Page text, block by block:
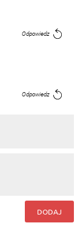
Odpowiedz
Odpowiedz
DODAJ